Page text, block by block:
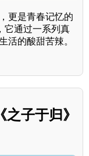
更是青春记忆的
它通过一系列真
活的酸甜苦辣。
子于归》